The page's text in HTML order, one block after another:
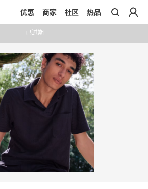
优惠 商家 社区 热品
已过期